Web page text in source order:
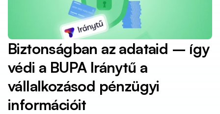
Biztonságban az adataid – így
védi a BUPA Iránytű a
vállalkozásod pénzügyi
információit